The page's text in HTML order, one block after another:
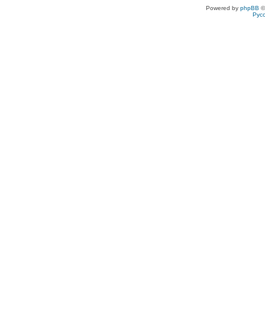
Powered by phpBB